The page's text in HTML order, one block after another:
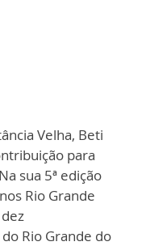
Velha, Beti
para
sua 5ª edição
Rio Grande
Rio Grande do